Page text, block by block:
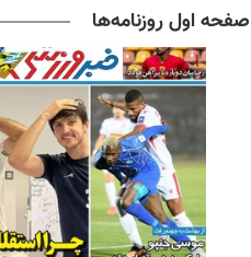
صفحه اول روزنامه‌ها